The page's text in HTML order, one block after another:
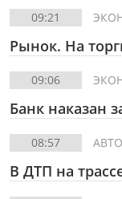
09:21
Рынок. На
09:06
Банк наказан
08:57 АВТО
В ДТП на